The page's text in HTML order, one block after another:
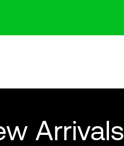
Arrivals